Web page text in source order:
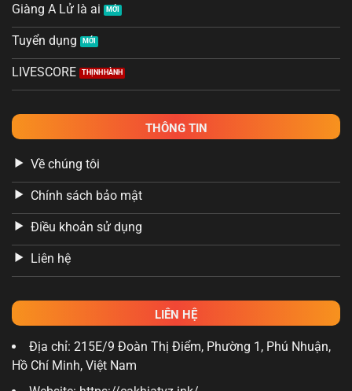
Giàng A Lử là ai
Tuyển dụng
LIVESCORE
THÔNG TIN
Về chúng tôi
Chính sách bảo mật
Điều khoản sử dụng
Liên hệ
LIÊN HỆ
Địa chỉ: 215E/9 Đoàn Thị Điểm, Phường 1, Phú Nhuận,
Hồ Chí Minh, Việt Nam